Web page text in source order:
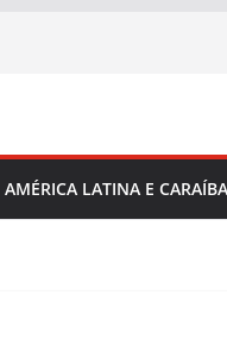
AMÉRICA LATINA E